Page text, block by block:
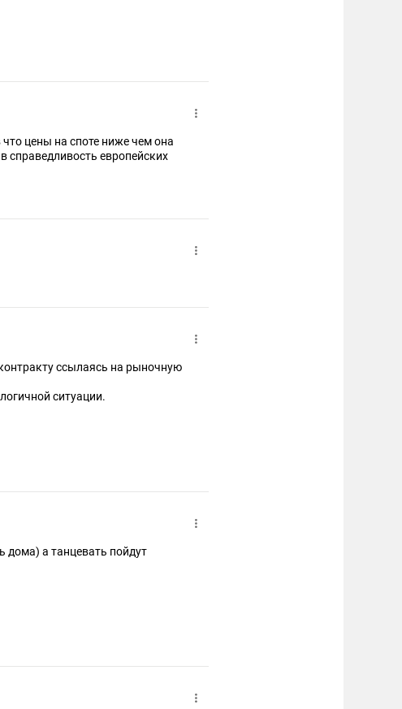
цены на споте ниже чем она
справедливость европейских
ссылаясь на рыночную
ситуации.
даст возможность заявлять о
дома) а танцевать пойдут